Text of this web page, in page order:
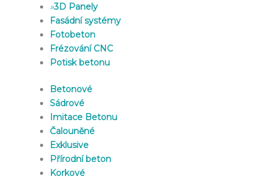
»3D Panely
Fasádní systémy
Fotobeton
Frézování CNC
Potisk betonu
Betonové
Sádrové
Imitace Betonu
Čalouněné
Exklusive
Přírodní beton
Korkové